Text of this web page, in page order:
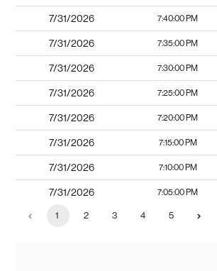
7/31/2026 7:40:00 PM
7/31/2026 7:35:00 PM
7/31/2026 7:30:00 PM
7/31/2026 7:25:00 PM
7/31/2026 7:20:00 PM
7/31/2026 7:15:00 PM
7/31/2026 7:10:00 PM
7/31/2026 7:05:00 PM
1 2 3 4 5